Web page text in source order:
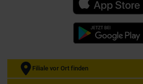
Filiale vor Ort finden